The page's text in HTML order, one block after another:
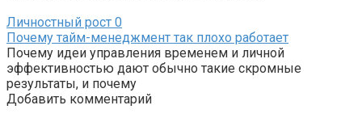
Личностный рост 0
Почему тайм-менеджмент так плохо работает
Почему идеи управления временем и личной
эффективностью дают обычно такие скромные
результаты, и почему
Добавить комментарий